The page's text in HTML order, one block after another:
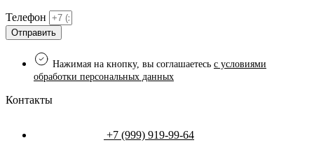
Телефон
Отправить
Нажимая на кнопку, вы соглашаетесь с условиями
обработки персональных данных
Контакты
+7 (999) 919-99-64